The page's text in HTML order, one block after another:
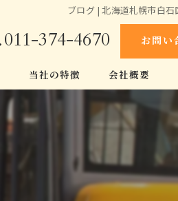
ブログ | 北海道札幌市白石
011-374-4670 お問い
当社の特徴
スケルトン工事
会社概要